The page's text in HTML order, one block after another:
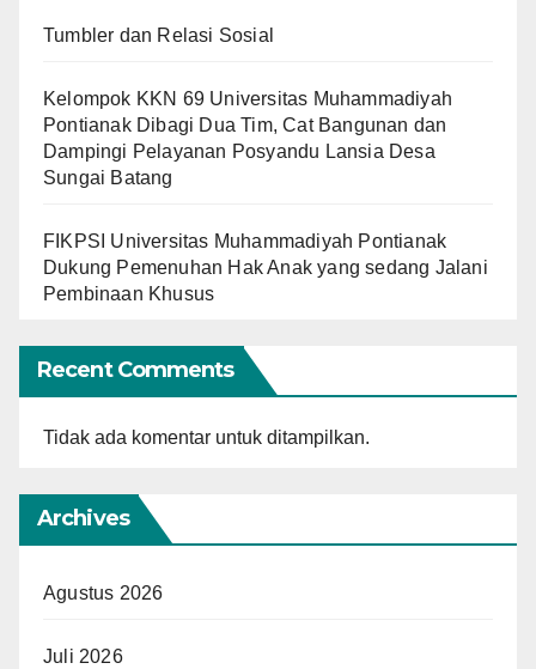
Tumbler dan Relasi Sosial
Kelompok KKN 69 Universitas Muhammadiyah
Pontianak Dibagi Dua Tim, Cat Bangunan dan
Dampingi Pelayanan Posyandu Lansia Desa
Sungai Batang
FIKPSI Universitas Muhammadiyah Pontianak
Dukung Pemenuhan Hak Anak yang sedang Jalani
Pembinaan Khusus
Recent Comments
Tidak ada komentar untuk ditampilkan.
Archives
Agustus 2026
Juli 2026